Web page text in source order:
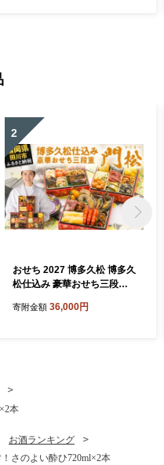
2
おせち 2027 博多久松 博多久
松仕込み 豪華おせち三段重
おせち料理 重箱 お正月 冷凍
さと納税おせち 御節 お節料
2027 冷凍
寄附金額 36,000円
本
お酒ランキング
さのよい酔ひ720ml×2本